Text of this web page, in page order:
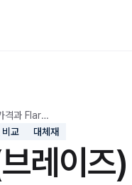
격과 Flar…
교 대체재
레이즈